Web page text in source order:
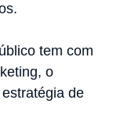
tem com
o
de